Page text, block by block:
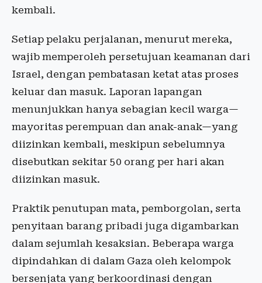
kembali.
Setiap pelaku perjalanan, menurut mereka,
wajib memperoleh persetujuan keamanan dari
Israel, dengan pembatasan ketat atas proses
keluar dan masuk. Laporan lapangan
menunjukkan hanya sebagian kecil warga—
mayoritas perempuan dan anak-anak—yang
diizinkan kembali, meskipun sebelumnya
disebutkan sekitar 50 orang per hari akan
diizinkan masuk.
Praktik penutupan mata, pemborgolan, serta
penyitaan barang pribadi juga digambarkan
dalam sejumlah kesaksian. Beberapa warga
dipindahkan di dalam Gaza oleh kelompok
bersenjata yang berkoordinasi dengan